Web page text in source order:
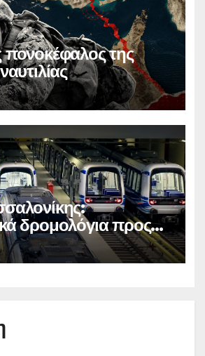
πονοκέφαλος της
δρομολόγια προς